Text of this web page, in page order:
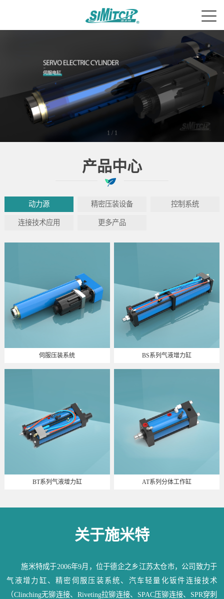
1 / 1
产品中心
动力源 精密压装设备 控制系统
连接技术应用 更多产品
伺服压装系统 BS系列气液增力缸
BT系列气液增力缸 AT系列分体工作缸
关于施米特
施米特成于2006年9月，位于德企之乡江苏太仓市，公司致力于
气液增力缸、精密伺服压装系统、汽车轻量化钣件连接技术
（Clinching无铆连接、Riveting拉铆连接、SPAC压铆连接、SPR穿刺